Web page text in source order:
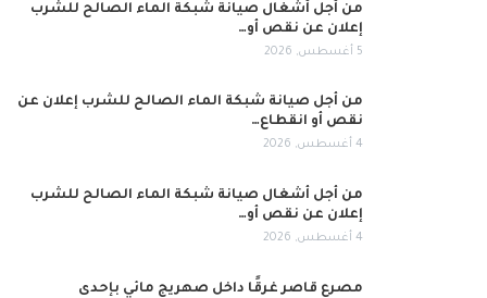
من أجل أشغال صيانة شبكة الماء الصالح للشرب
إعلان عن نقص أو…
5 أغسطس, 2026
من أجل صيانة شبكة الماء الصالح للشرب إعلان عن
نقص أو انقطاع…
4 أغسطس, 2026
من أجل أشغال صيانة شبكة الماء الصالح للشرب
إعلان عن نقص أو…
4 أغسطس, 2026
مصرع قاصر غرقًا داخل صهريج مائي بإحدى